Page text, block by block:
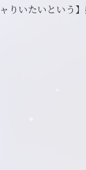
りいたいという